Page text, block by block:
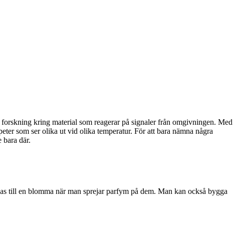
kring material som reagerar på signaler från omgivningen. Med
som ser olika ut vid olika temperatur. För att bara nämna några
där.
till en blomma när man sprejar parfym på dem. Man kan också bygga